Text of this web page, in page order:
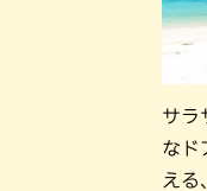
サラ
なド
える